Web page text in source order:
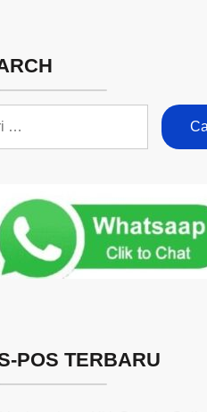
POS TERBARU